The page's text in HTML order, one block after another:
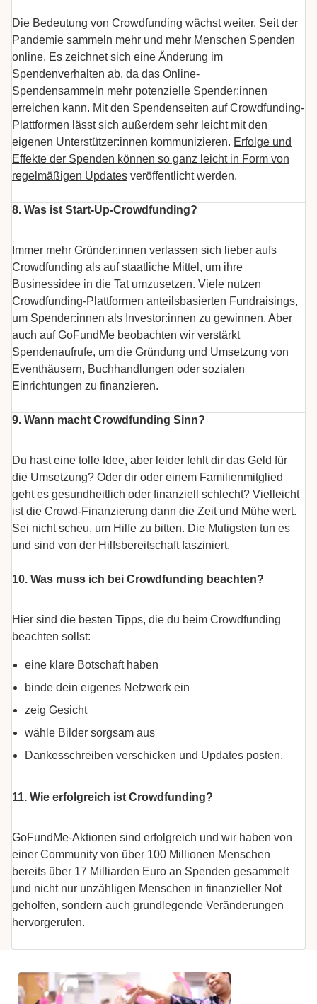
Die Bedeutung von Crowdfunding wächst weiter. Seit der
Pandemie sammeln mehr und mehr Menschen Spenden
online. Es zeichnet sich eine Änderung im
Spendenverhalten ab, da das Online-
Spendensammeln mehr potenzielle Spender:innen
erreichen kann. Mit den Spendenseiten auf Crowdfunding-
Plattformen lässt sich außerdem sehr leicht mit den
eigenen Unterstützer:innen kommunizieren. Erfolge und
Effekte der Spenden können so ganz leicht in Form von
regelmäßigen Updates veröffentlicht werden.
8. Was ist Start-Up-Crowdfunding?
Immer mehr Gründer:innen verlassen sich lieber aufs
Crowdfunding als auf staatliche Mittel, um ihre
Businessidee in die Tat umzusetzen. Viele nutzen
Crowdfunding-Plattformen anteilsbasierten Fundraisings,
um Spender:innen als Investor:innen zu gewinnen. Aber
auch auf GoFundMe beobachten wir verstärkt
Spendenaufrufe, um die Gründung und Umsetzung von
Eventhäusern, Buchhandlungen oder sozialen
Einrichtungen zu finanzieren.
9. Wann macht Crowdfunding Sinn?
Du hast eine tolle Idee, aber leider fehlt dir das Geld für
die Umsetzung? Oder dir oder einem Familienmitglied
geht es gesundheitlich oder finanziell schlecht? Vielleicht
ist die Crowd-Finanzierung dann die Zeit und Mühe wert.
Sei nicht scheu, um Hilfe zu bitten. Die Mutigsten tun es
und sind von der Hilfsbereitschaft fasziniert.
10. Was muss ich bei Crowdfunding beachten?
Hier sind die besten Tipps, die du beim Crowdfunding
beachten sollst:
eine klare Botschaft haben
binde dein eigenes Netzwerk ein
zeig Gesicht
wähle Bilder sorgsam aus
Dankesschreiben verschicken und Updates posten.
11. Wie erfolgreich ist Crowdfunding?
GoFundMe-Aktionen sind erfolgreich und wir haben von
einer Community von über 100 Millionen Menschen
bereits über 17 Milliarden Euro an Spenden gesammelt
und nicht nur unzähligen Menschen in finanzieller Not
geholfen, sondern auch grundlegende Veränderungen
hervorgerufen.